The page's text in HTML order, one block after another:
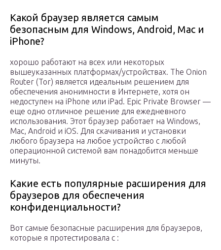
Какой браузер является самым
безопасным для Windows, Android, Mac и
iPhone?
хорошо работают на всех или некоторых
вышеуказанных платформах/устройствах. The Onion
Router (Tor) является идеальным решением для
обеспечения анонимности в Интернете, хотя он
недоступен на iPhone или iPad. Epic Private Browser —
еще одно отличное решение для ежедневного
использования. Этот браузер работает на Windows,
Mac, Android и iOS. Для скачивания и установки
любого браузера на любое устройство с любой
операционной системой вам понадобится меньше
минуты.
Какие есть популярные расширения для
браузеров для обеспечения
конфиденциальности?
Вот самые безопасные расширения для браузеров,
которые я протестировала с :